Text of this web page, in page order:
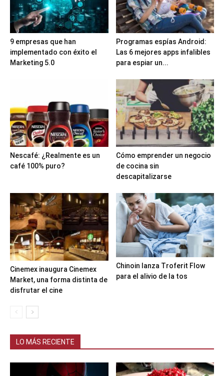
9 empresas que han
implementado con éxito el
Marketing 5.0
Programas espías Android:
Las 6 mejores apps infalibles
para espiar un...
Nescafé: ¿Realmente es un
café 100% puro?
Cómo emprender un negocio
de cocina sin
descapitalizarse
Cinemex inaugura Cinemex
Market, una forma distinta de
disfrutar el cine
Chinoin lanza Troferit Flow
para el alivio de la tos
LO MÁS RECIENTE